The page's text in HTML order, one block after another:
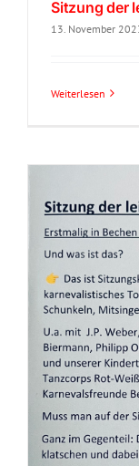
Sitzung der
13. November
Weiterlesen